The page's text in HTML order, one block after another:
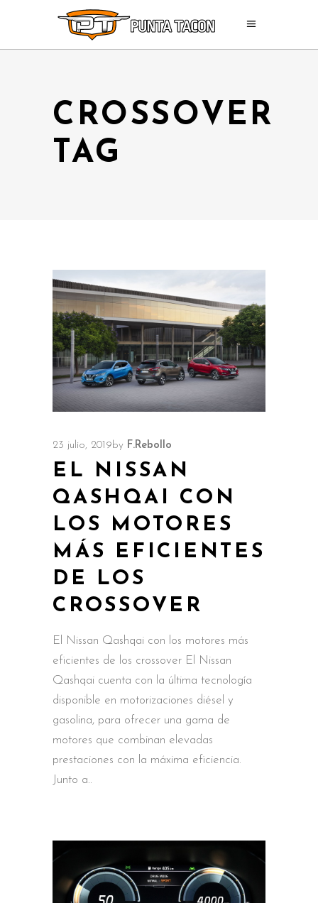
CROSSOVER
TAG
23 julio, 2019 by F.Rebollo
EL NISSAN
QASHQAI CON
LOS MOTORES
MÁS EFICIENTES
DE LOS
CROSSOVER
El Nissan Qashqai con los motores más
eficientes de los crossover El Nissan
Qashqai cuenta con la última tecnología
disponible en motorizaciones diésel y
gasolina, para ofrecer una gama de
motores que combinan elevadas
prestaciones con la máxima eficiencia.
Junto a